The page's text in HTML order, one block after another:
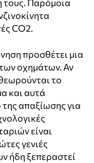
τους. Παρόμοια
CO2.
προσθέτει μια
οχημάτων. Αν
το
και αυτά
απαξίωσης για
είναι
γενιές
ήδη ξεπεραστεί